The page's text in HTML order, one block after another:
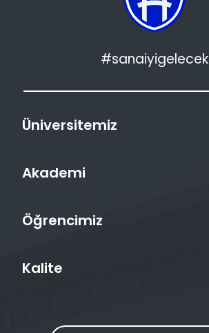
#sanaiyigelecek
Üniversitemiz
Akademi
Öğrencimiz
Kalite